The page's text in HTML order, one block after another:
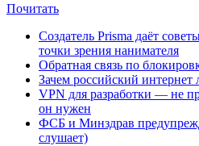
Почитать
Создатель Prisma даёт
точки зрения нанимателя
Обратная связь по
Зачем российский
VPN для разработки — не
он нужен
ФСБ и Минздрав
слушает)